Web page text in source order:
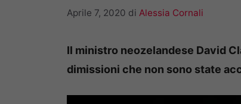
Aprile 7, 2020 di Alessia Cornali
Il ministro neozelandese David
dimissioni che non sono state